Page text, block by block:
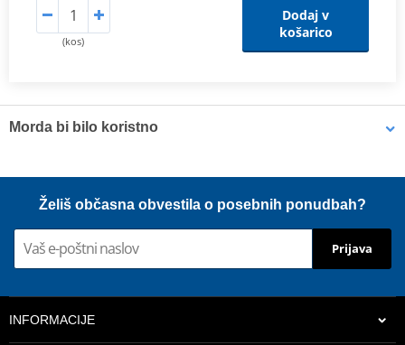
(kos)
Dodaj v
košarico
Morda bi bilo koristno
Želiš občasna obvestila o posebnih ponudbah?
Prijava
INFORMACIJE